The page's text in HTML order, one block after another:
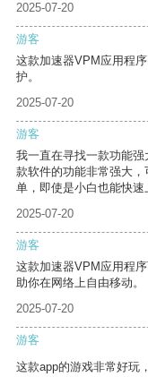
2025-07-20
游客
这款加速器VPM应用程
护。
2025-07-20
游客
我一直在寻找一款功能
款软件的功能非常强大
单，即使是小白也能快速
2025-07-20
游客
这款加速器VPM应用程
助你在网络上自由移动。
2025-07-20
游客
这款app的游戏非常好玩